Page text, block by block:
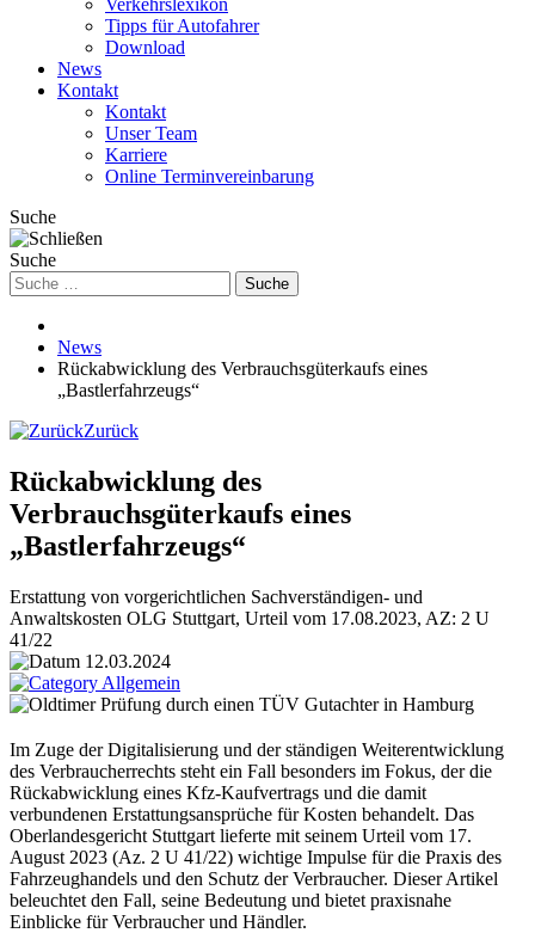
Verkehrslexikon
Tipps für Autofahrer
Download
News
Kontakt
Kontakt
Unser Team
Karriere
Online Terminvereinbarung
Suche
Suche
Suche
News
Rückabwicklung des Verbrauchsgüterkaufs eines
„Bastlerfahrzeugs“
Zurück
Rückabwicklung des
Verbrauchsgüterkaufs eines
„Bastlerfahrzeugs“
Erstattung von vorgerichtlichen Sachverständigen- und
Anwaltskosten OLG Stuttgart, Urteil vom 17.08.2023, AZ: 2 U
41/22
12.03.2024
Allgemein
Im Zuge der Digitalisierung und der ständigen Weiterentwicklung
des Verbraucherrechts steht ein Fall besonders im Fokus, der die
Rückabwicklung eines Kfz-Kaufvertrags und die damit
verbundenen Erstattungsansprüche für Kosten behandelt. Das
Oberlandesgericht Stuttgart lieferte mit seinem Urteil vom 17.
August 2023 (Az. 2 U 41/22) wichtige Impulse für die Praxis des
Fahrzeughandels und den Schutz der Verbraucher. Dieser Artikel
beleuchtet den Fall, seine Bedeutung und bietet praxisnahe
Einblicke für Verbraucher und Händler.